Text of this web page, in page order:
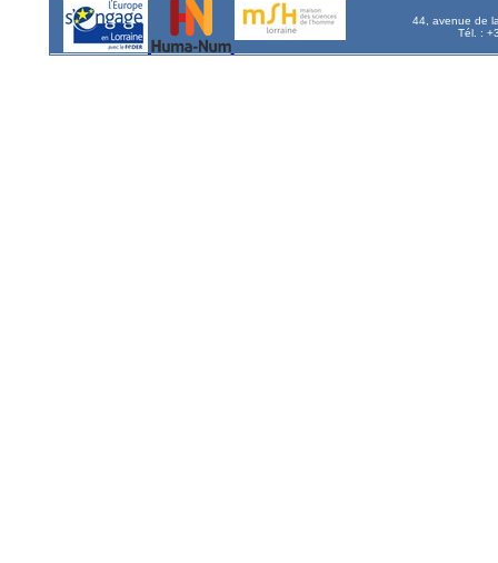
44, avenue de
Tél. :